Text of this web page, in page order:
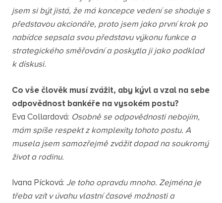
jsem si být jistá, že má koncepce vedení se shoduje s
představou akcionáře, proto jsem jako první krok po
nabídce sepsala svou představu výkonu funkce a
strategického směřování a poskytla ji jako podklad
k diskusi.
Co vše člověk musí zvážit, aby kývl a vzal na sebe
odpovědnost bankéře na vysokém postu?
Eva Collardová: Osobně se odpovědnosti nebojím,
mám spíše respekt z komplexity tohoto postu. A
musela jsem samozřejmě zvážit dopad na soukromý
život a rodinu.
Ivana Pícková: Je toho opravdu mnoho. Zejména je
třeba vzít v úvahu vlastní časové možnosti a